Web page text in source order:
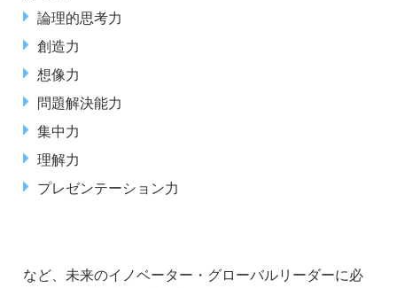
論理的思考力
創造力
想像力
問題解決能力
集中力
理解力
プレゼンテーション力
など、未来のイノベーター・グローバルリーダーに必